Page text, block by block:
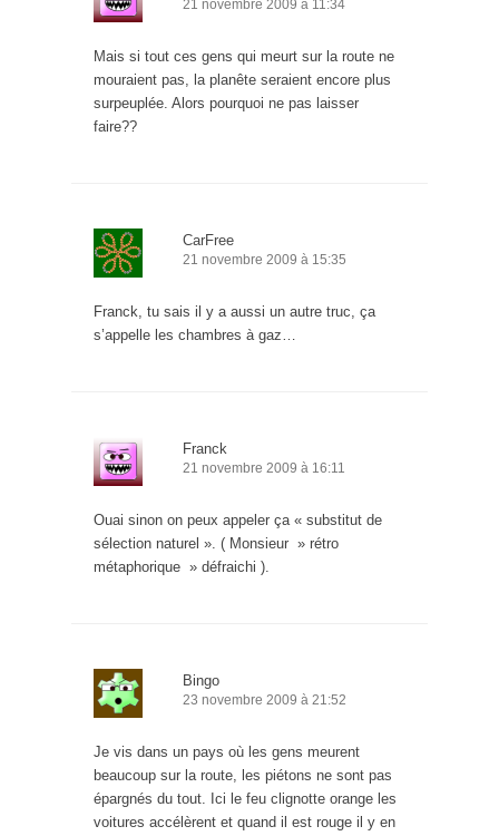
21 novembre 2009 à 11:34
Mais si tout ces gens qui meurt sur la route ne
mouraient pas, la planête seraient encore plus
surpeuplée. Alors pourquoi ne pas laisser
faire??
CarFree
21 novembre 2009 à 15:35
Franck, tu sais il y a aussi un autre truc, ça
s’appelle les chambres à gaz…
Franck
21 novembre 2009 à 16:11
Ouai sinon on peux appeler ça « substitut de
sélection naturel ». ( Monsieur » rétro
métaphorique » défraichi ).
Bingo
23 novembre 2009 à 21:52
Je vis dans un pays où les gens meurent
beaucoup sur la route, les piétons ne sont pas
épargnés du tout. Ici le feu clignotte orange les
voitures accélèrent et quand il est rouge il y en